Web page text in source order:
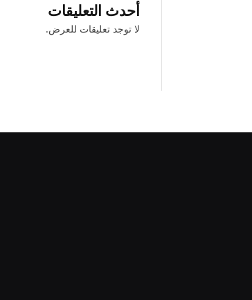
أحدث التعليقات
لا توجد تعليقات للعرض.